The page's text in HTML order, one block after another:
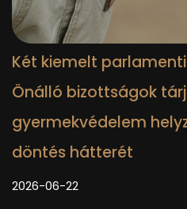
Két kiemelt
Önálló bizottságok
gyermekvédelem
döntés hátterét
2026-06-22